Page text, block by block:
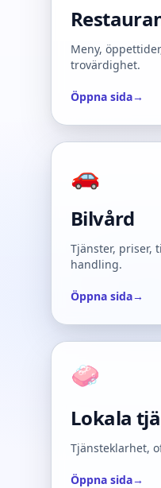
Meny,
trovärdighet.
Öppna sida→
🚗
Bilvård
Tjänster, priser,
handling.
Öppna sida→
🧼
Lokala
Tjänsteklarhet,
Öppna sida→